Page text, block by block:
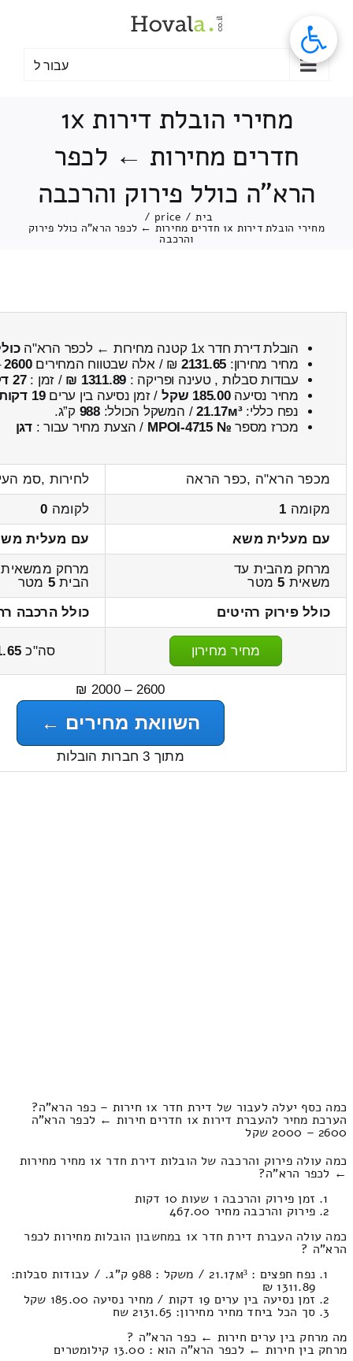
עבור ל
מחירי הובלת דירות 1x
חדרים מחירות ← לכפר
הרא"ה כולל פירוק והרכבה
בית /
price
/
מחירי הובלת דירות 1x חדרים מחירות ← לכפר הרא"ה כולל פירוק
והרכבה
הובלת דירת חדר 1x קטנה מחירות ← לכפר הרא"ה
מחיר מחירון: 2131.65 ₪ / אלה שבטווח המחירים2600
עבודות סבלות , טעינה ופריקה : 1311.89 ₪ / זמן :27 דקות 2 שניות
מחיר נסיעה185.00 שקל / זמן נסיעה בין ערים19 דקות
נפח כללי:21.17м³/ המשקל הכולל:988 ק”ג.
מכרז מספר № MPOI-4715 / הצעת מחיר עבור :דגן
מכפר הרא"ה ,כפר הראה
לחירות ,סמ
מקומה 1 לקומה 0
עם מעלית משא
עם מעלית
מרחק מהבית עד
משאית 5מטר
מרחק
הבית5 מטר
כולל פירוק רהיטים
כולל הרכבה
מחיר מחירון סה"כ
2600 – 2000 ₪
השוואת מחירים ←
מתוך 3 חברות הובלות
כמה כסף יעלה לעבור של דירת חדר 1x חירות – כפר הרא"ה?
הערכת מחיר להעברת דירות 1x חדרים חירות ← לכפר הרא"ה
2600 – 2000 שקל
כמה עולה פירוק והרכבה של הובלות דירת חדר 1x מחיר מחירות
← לכפר הרא"ה?
זמן פירוק והרכבה 1 שעות 10 דקות
פירוק והרכבה מחיר 467.00
כמה עולה העברת דירת חדר 1x במחשבון הובלות מחירות לכפר
הרא"ה ?
נפח חפצים : 21.17м³ / משקל : 988 ק”ג. / עבודות סבלות:
1311.89 ₪
זמן נסיעה בין ערים 19 דקות / מחיר נסיעה 185.00 שקל
סך הכל ביחד מחיר מחירון: 2131.65 שח
מה מרחק בין ערים חירות ← כפר הרא"ה ?
מרחק בין חירות ← לכפר הרא"ה הוא : 13.00 קילומטרים